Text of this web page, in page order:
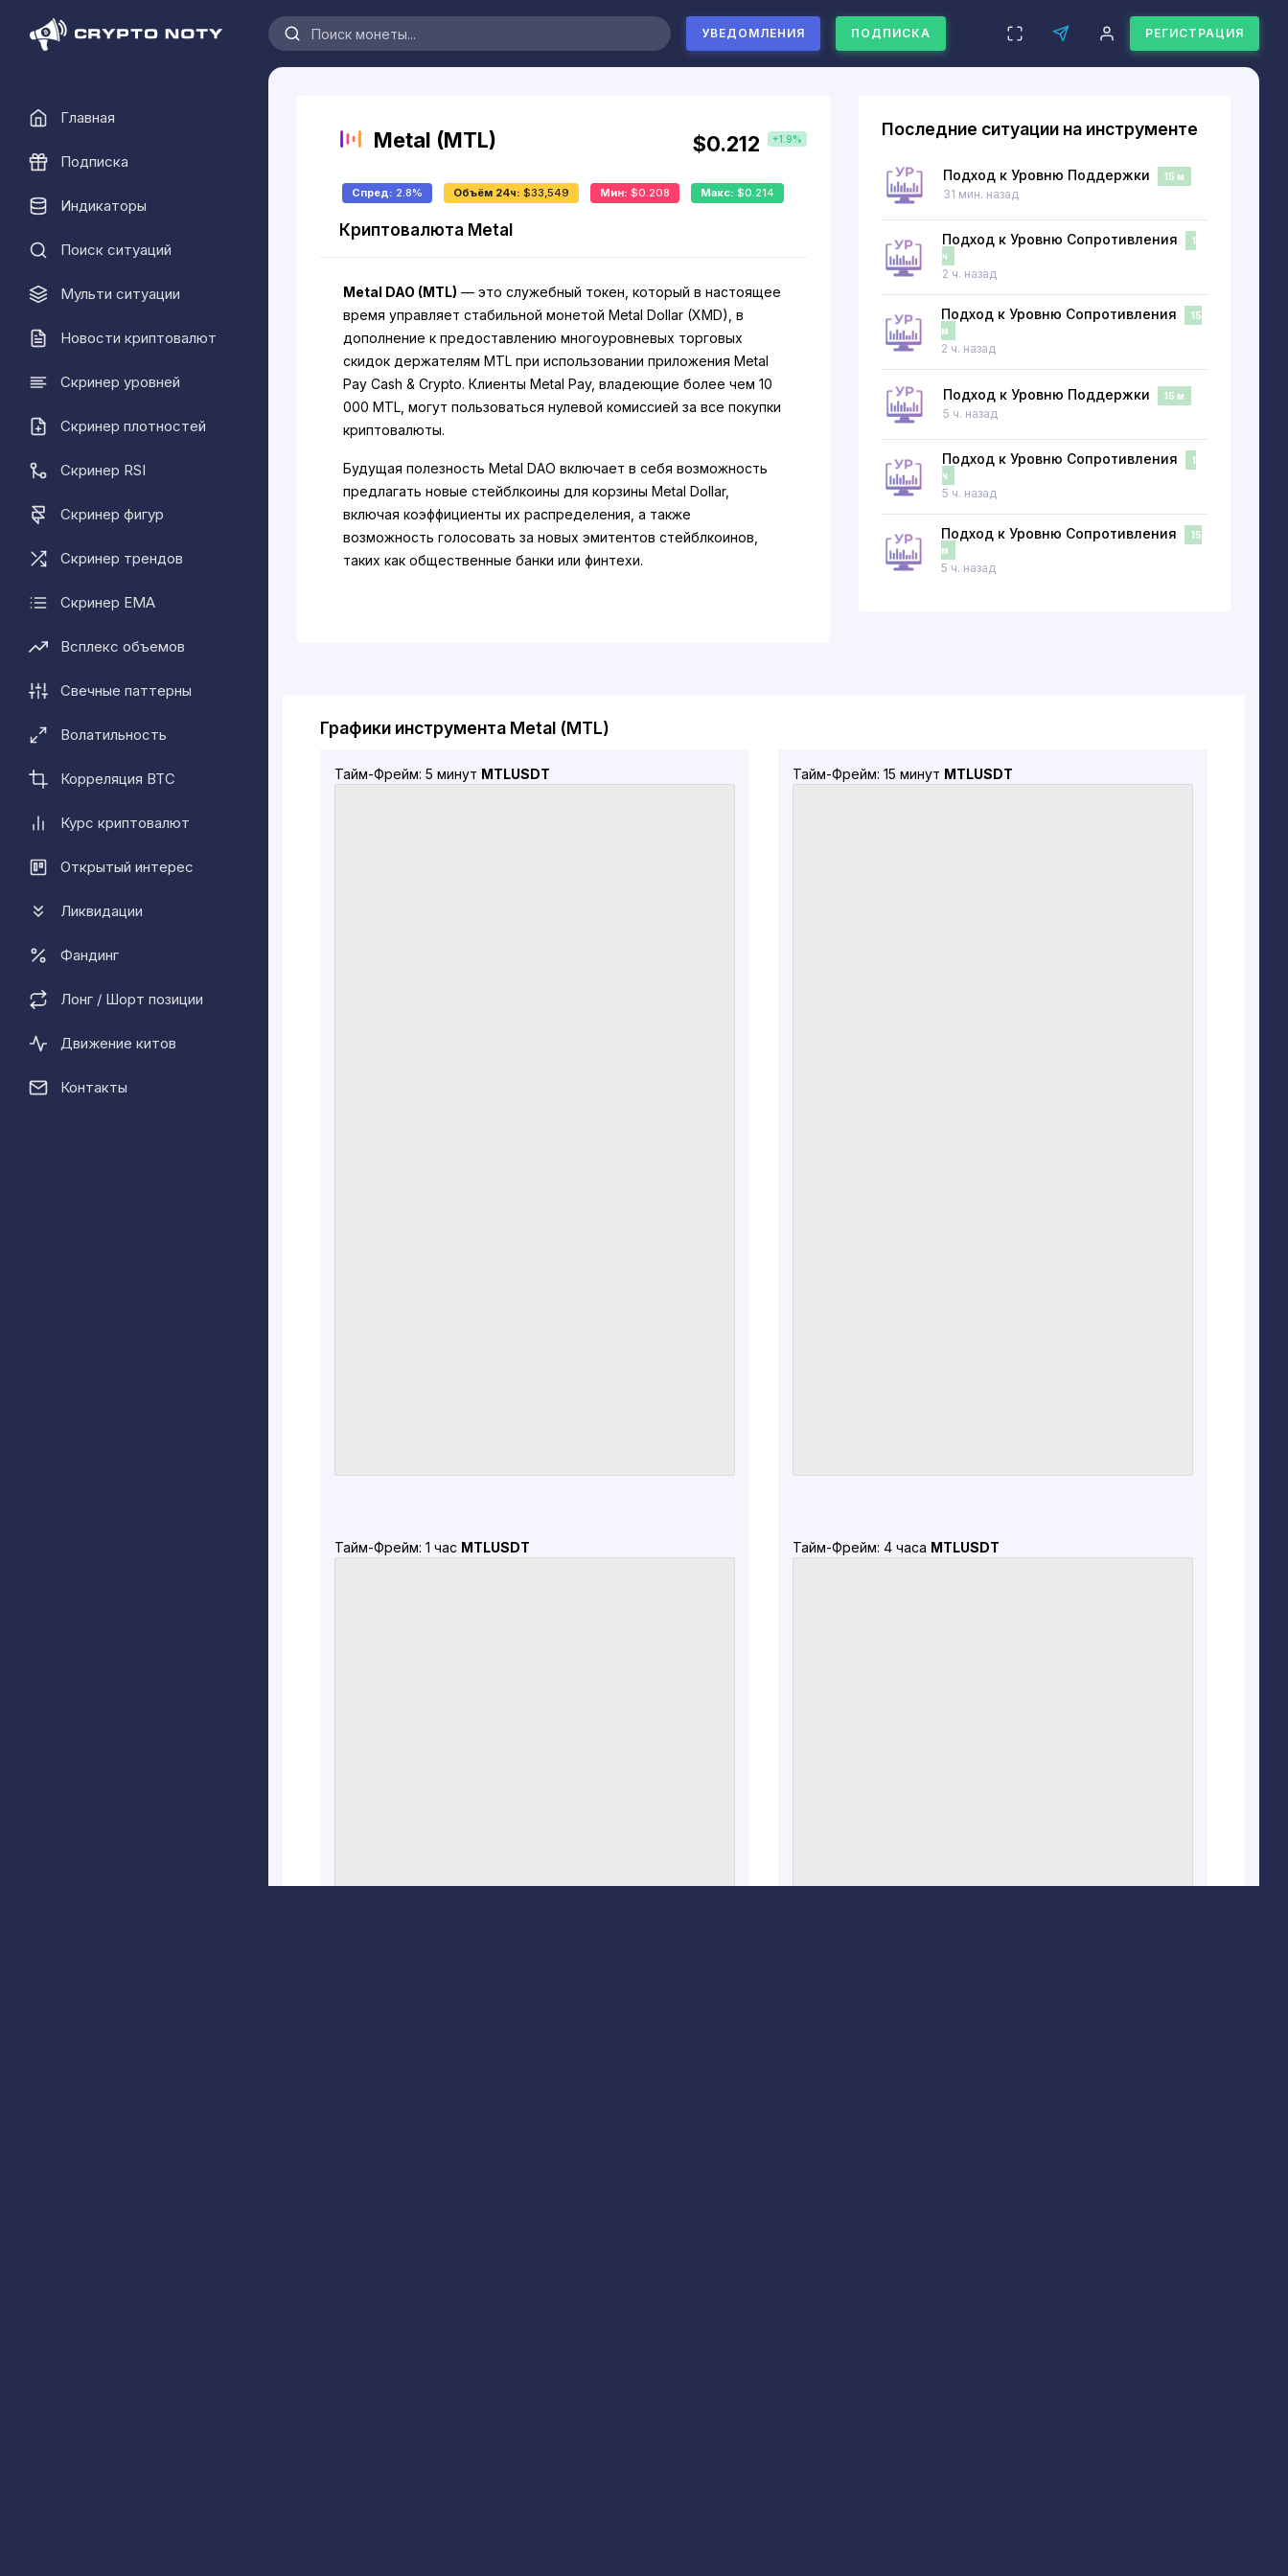
УВЕДОМЛЕНИЯ ПОДПИСКА РЕГИСТРАЦИЯ
Главная
Подписка
Индикаторы
Поиск ситуаций
Мульти ситуации
Новости криптовалют
Скринер уровней
Скринер плотностей
Скринер RSI
Скринер фигур
Скринер трендов
Скринер EMA
Всплекс объемов
Свечные паттерны
Волатильность
Корреляция BTC
Курс криптовалют
Открытый интерес
Ликвидации
Фандинг
Лонг / Шорт позиции
Движение китов
Контакты
Metal (MTL) $0.212 +1.9%
Спред: 2.8% Объём 24ч:$33,549 Мин:$0.208 Макс:$0.214
Криптовалюта Metal
Metal DAO (MTL) — это служебный токен, который в настоящее
время управляет стабильной монетой Metal Dollar (XMD), в
дополнение к предоставлению многоуровневых торговых
скидок держателям MTL при использовании приложения Metal
Pay Cash & Crypto. Клиенты Metal Pay, владеющие более чем 10
000 MTL, могут пользоваться нулевой комиссией за все покупки
криптовалюты.
Будущая полезность Metal DAO включает в себя возможность
предлагать новые стейблкоины для корзины Metal Dollar,
включая коэффициенты их распределения, а также
возможность голосовать за новых эмитентов стейблкоинов,
таких как общественные банки или финтехи.
Последние ситуации на инструменте
Подход к Уровню Поддержки 15 м
31 мин. назад
Подход к Уровню Сопротивления
1
ч
2 ч. назад
Подход к Уровню Сопротивления
15
м
2 ч. назад
Подход к Уровню Поддержки 15 м
5 ч. назад
Подход к Уровню Сопротивления
1
ч
5 ч. назад
Подход к Уровню Сопротивления
15
м
5 ч. назад
Графики инструмента Metal (MTL)
Тайм-Фрейм: 5 минут MTLUSDT Тайм-Фрейм: 15 минут MTLUSDT
Тайм-Фрейм: 1 час MTLUSDT Тайм-Фрейм: 4 часа MTLUSDT